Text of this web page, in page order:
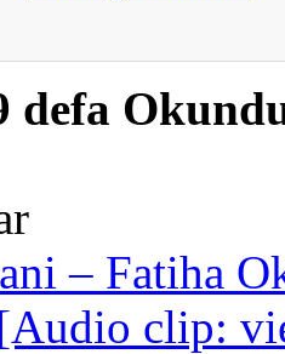
defa
– Fatiha
clip: